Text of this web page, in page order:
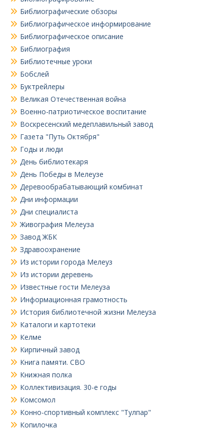
Библиографические обзоры
Библиографическое информирование
Библиографическое описание
Библиография
Библиотечные уроки
Бобслей
Буктрейлеры
Великая Отечественная война
Военно-патриотическое воспитание
Воскресенский медеплавильный завод
Газета "Путь Октября"
Годы и люди
День библиотекаря
День Победы в Мелеузе
Деревообрабатывающий комбинат
Дни информации
Дни специалиста
Живография Мелеуза
Завод ЖБК
Здравоохранение
Из истории города Мелеуз
Из истории деревень
Известные гости Мелеуза
Информационная грамотность
История библиотечной жизни Мелеуза
Каталоги и картотеки
Келме
Кирпичный завод
Книга памяти. СВО
Книжная полка
Коллективизация. 30-е годы
Комсомол
Конно-спортивный комплекс "Тулпар"
Копилочка